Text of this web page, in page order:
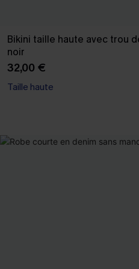
Bikini taille haute avec trou
noir
32,00 €
Taille haute